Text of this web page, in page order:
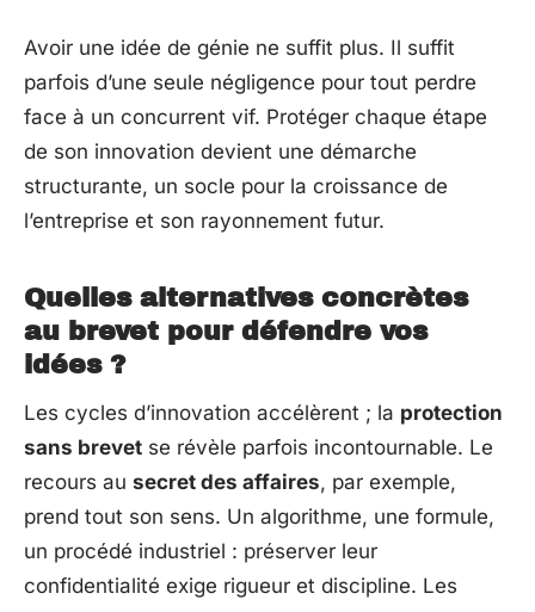
Avoir une idée de génie ne suffit plus. Il suffit
parfois d’une seule négligence pour tout perdre
face à un concurrent vif. Protéger chaque étape
de son innovation devient une démarche
structurante, un socle pour la croissance de
l’entreprise et son rayonnement futur.
Quelles alternatives concrètes
au brevet pour défendre vos
idées ?
Les cycles d’innovation accélèrent ; la protection
sans brevet se révèle parfois incontournable. Le
recours au secret des affaires, par exemple,
prend tout son sens. Un algorithme, une formule,
un procédé industriel : préserver leur
confidentialité exige rigueur et discipline. Les